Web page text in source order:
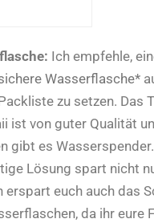
Ich empfehle,
Wasserflasche*
zu setzen. Das
ist von guter Qualität
gibt es
Lösung spart nicht
erspart euch auch das
da ihr eure